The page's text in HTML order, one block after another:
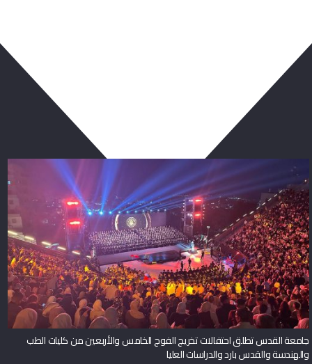
جامعة القدس تطلق احتفالات تخريج الفوج الخامس والأربعين من كليات الطب
والهندسة والقدس بارد والدراسات العليا